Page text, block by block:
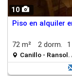
10
Piso en alquiler
72 m² 2 dorm.
Canillo - Ransol.